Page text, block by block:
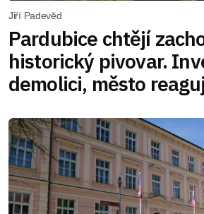
Jiří Padevěd
Pardubice chtějí
historický pivovar.
demolici, město